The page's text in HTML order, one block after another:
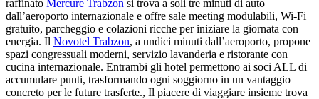
raffinato Mercure Trabzon si trova a soli tre minuti di auto
dall’aeroporto internazionale e offre sale meeting modulabili, Wi-Fi
gratuito, parcheggio e colazioni ricche per iniziare la giornata con
energia. Il Novotel Trabzon, a undici minuti dall’aeroporto, propone
spazi congressuali moderni, servizio lavanderia e ristorante con
cucina internazionale. Entrambi gli hotel permettono ai soci ALL di
accumulare punti, trasformando ogni soggiorno in un vantaggio
concreto per le future trasferte., Il piacere di viaggiare insieme trova